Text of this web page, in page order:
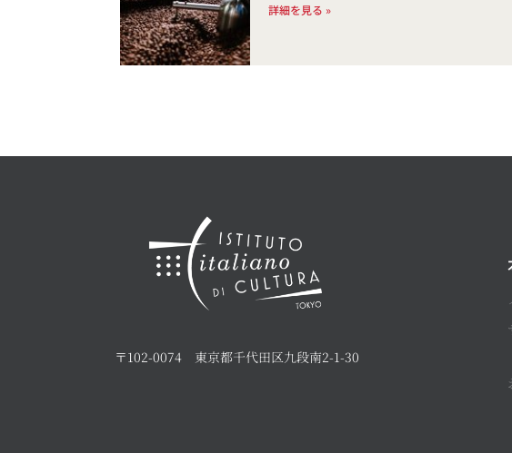
詳細を見る »
〒102-0074 東京都千代田区九段南2-1-30